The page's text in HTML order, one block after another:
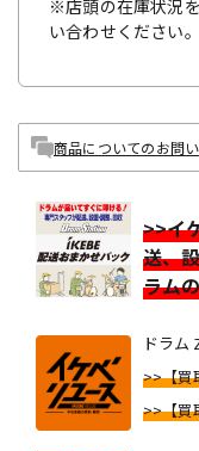
※店頭の在庫状況
い合わせください。
商品についてのお問
>>イ
送、
ラム
ドラム
>>【買
>>【買